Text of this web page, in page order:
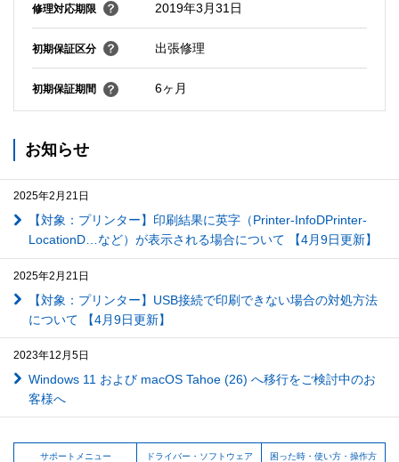
修理対応期限 2019年3月31日
初期保証区分 出張修理
初期保証期間 6ヶ月
お知らせ
2025年2月21日
【対象：プリンター】印刷結果に英字（Printer-InfoDPrinter-
LocationD…など）が表示される場合について 【4月9日更新】
2025年2月21日
【対象：プリンター】USB接続で印刷できない場合の対処方法
について 【4月9日更新】
2023年12月5日
Windows 11 および macOS Tahoe (26) へ移行をご検討中のお
客様へ
サポートメニュー
ドライバー・ソフトウェア
困った時・使い方・操作方